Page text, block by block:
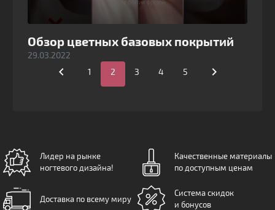
Обзор цветных базовых покрытий
29.03.2022
 1 2 3 4 5 
Лидер на рынке
ногтевого дизайна!
Качественные материалы
по доступным ценам
Доставка по всему миру
Система скидок
и бонусов